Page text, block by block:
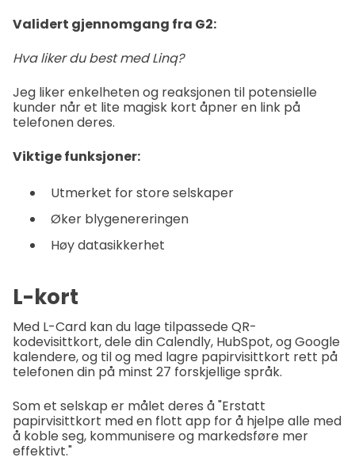
Validert gjennomgang fra G2:
Hva liker du best med Linq?
Jeg liker enkelheten og reaksjonen til potensielle
kunder når et lite magisk kort åpner en link på
telefonen deres.
Viktige funksjoner:
Utmerket for store selskaper
Øker blygenereringen
Høy datasikkerhet
L-kort
Med L-Card kan du lage tilpassede QR-
kodevisittkort, dele din Calendly, HubSpot, og Google
kalendere, og til og med lagre papirvisittkort rett på
telefonen din på minst 27 forskjellige språk.
Som et selskap er målet deres å "Erstatt
papirvisittkort med en flott app for å hjelpe alle med
å koble seg, kommunisere og markedsføre mer
effektivt."